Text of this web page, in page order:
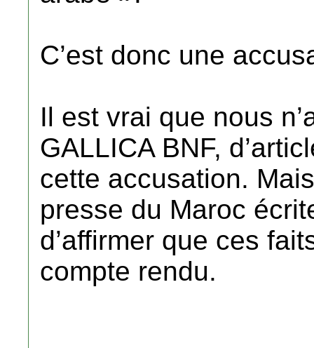
C’est donc une
Il est vrai que nous
GALLICA BNF,
cette accusation.
presse du Maroc
d’affirmer que ces
compte rendu.